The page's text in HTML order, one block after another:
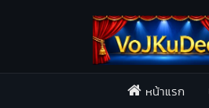
หน้าแรก